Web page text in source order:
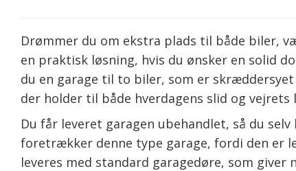
Drømmer du om ekstra plads til både biler,
en praktisk løsning, hvis du ønsker en solid
du en garage til to biler, som er
der holder til både hverdagens slid og vejrets
Du får leveret garagen ubehandlet, så du
foretrækker denne type garage, fordi den er
leveres med standard garagedøre, som